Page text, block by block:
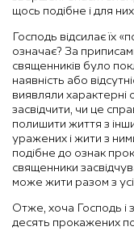
щось подібне і для
Господь відсилає їх
означає? За
священників було
наявність або
виявляли
засвідчити, чи це
полишити життя з
уражених і жити з
подібне до ознак
священники
може жити разом з
Отже, хоча Господь і
десять прокажених